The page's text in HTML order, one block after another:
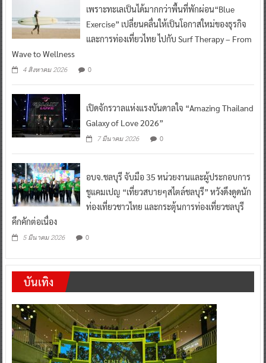
เพราะทะเลเป็นได้มากกว่าพื้นที่พักผ่อน“Blue
Exercise” เปลี่ยนคลื่นให้เป็นโอกาสใหม่ของธุรกิจ
และการท่องเที่ยวไทย ไปกับ Surf Therapy – From
Wave to Wellness
4 สิงหาคม 2026 0
เปิดจักรวาลแห่งแรงบันดาลใจ “Amazing Thailand
Galaxy of Love 2026”
7 มีนาคม 2026 0
อบจ.ชลบุรี จับมือ 35 หน่วยงานและผู้ประกอบการ
ชูแคมเปญ “เที่ยวสบายๆสไตล์ชลบุรี” หวังดึงดูดนัก
ท่องเที่ยวชาวไทย และกระตุ้นการท่องเที่ยวชลบุรี
คึกคักต่อเนื่อง
5 มีนาคม 2026 0
บันเทิง